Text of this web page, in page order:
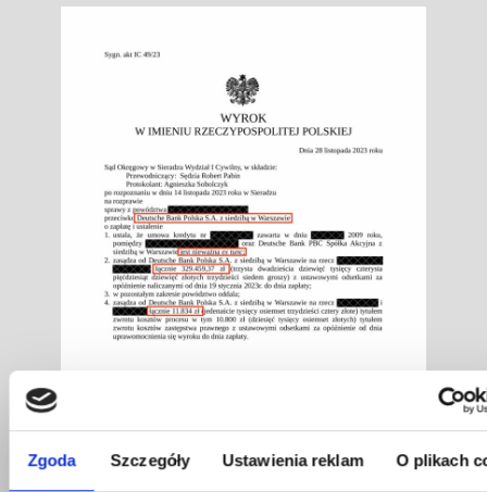
Zgoda Szczegóły Ustawienia reklam O plikach